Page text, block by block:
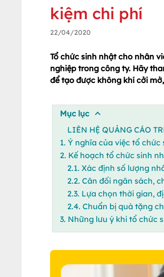
kiệm chi phí
22/04/2020
Tổ chức sinh nhật cho nhân
nghiệp trong công ty. Hãy
để tạo được không khí cởi
Mục lục
LIÊN HỆ QUẢNG CÁO
1. Ý nghĩa của việc tổ
2. Kế hoạch tổ chức sinh
2.1. Xác định số lượng
2.2. Cân đối ngân sách,
2.3. Lựa chọn thời gian,
2.4. Chuẩn bị quà tặng
3. Những lưu ý khi tổ chức